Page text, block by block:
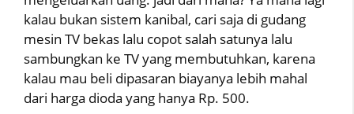
kalau bukan sistem kanibal, cari saja di gudang
mesin TV bekas lalu copot salah satunya lalu
sambungkan ke TV yang membutuhkan, karena
kalau mau beli dipasaran biayanya lebih mahal
dari harga dioda yang hanya Rp. 500.